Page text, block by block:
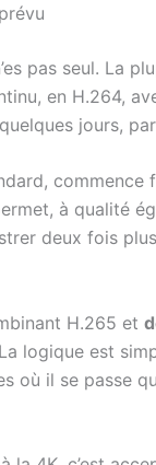
pas seul. La
en H.264,
jours,
à qualité
deux fois
H.265 et
logique est
où il se passe